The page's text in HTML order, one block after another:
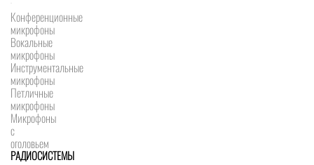
Конференционные
микрофоны
Вокальные
микрофоны
Инструментальные
микрофоны
Петличные
микрофоны
Микрофоны
с
оголовьем
РАДИОСИСТЕМЫ